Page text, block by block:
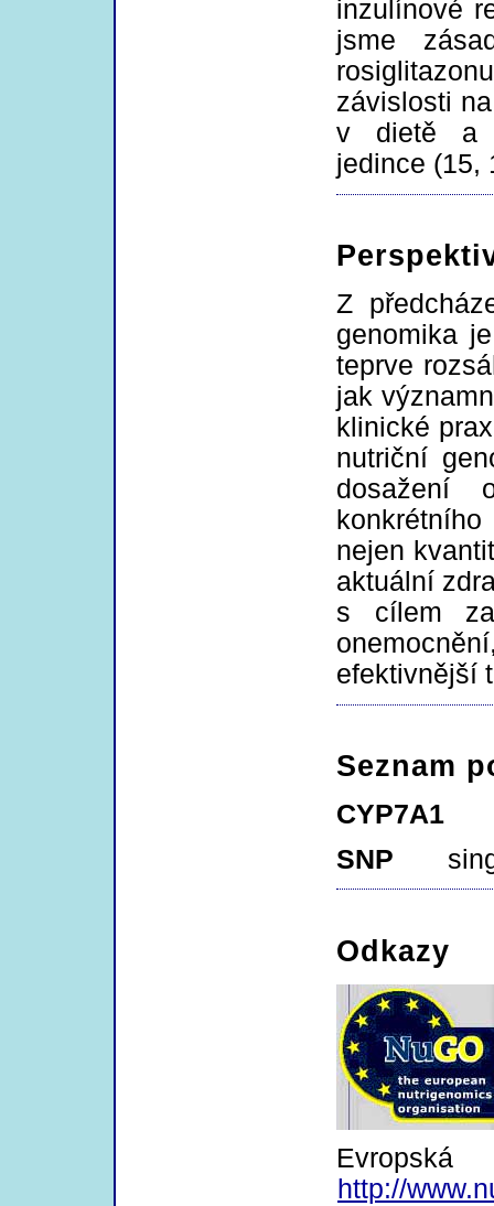
inzulínové
jsme
závislosti
v dietě a
jedince (15,
Z
genomika
teprve
jak
klinické
nutriční
dosažení
nejen
aktuální
s cílem
efektivnější
Seznam
CYP7A1
SNP
Odkazy
Evropská
http://